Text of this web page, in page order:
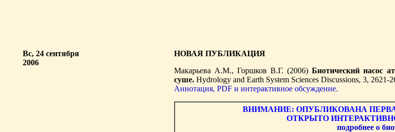
Вс, 24 сентября
2006
НОВАЯ ПУБЛИКАЦИЯ
Макарьева А.М., Горшков В.Г. (2006)Биотический насос
суше. Hydrology and Earth System Sciences Discussions, 3, 2621-
Аннотация, PDF и интерактивное обсуждение.
ВНИМАНИЕ: ОПУБЛИКОВАНА
ОТКРЫТО
подробнее о